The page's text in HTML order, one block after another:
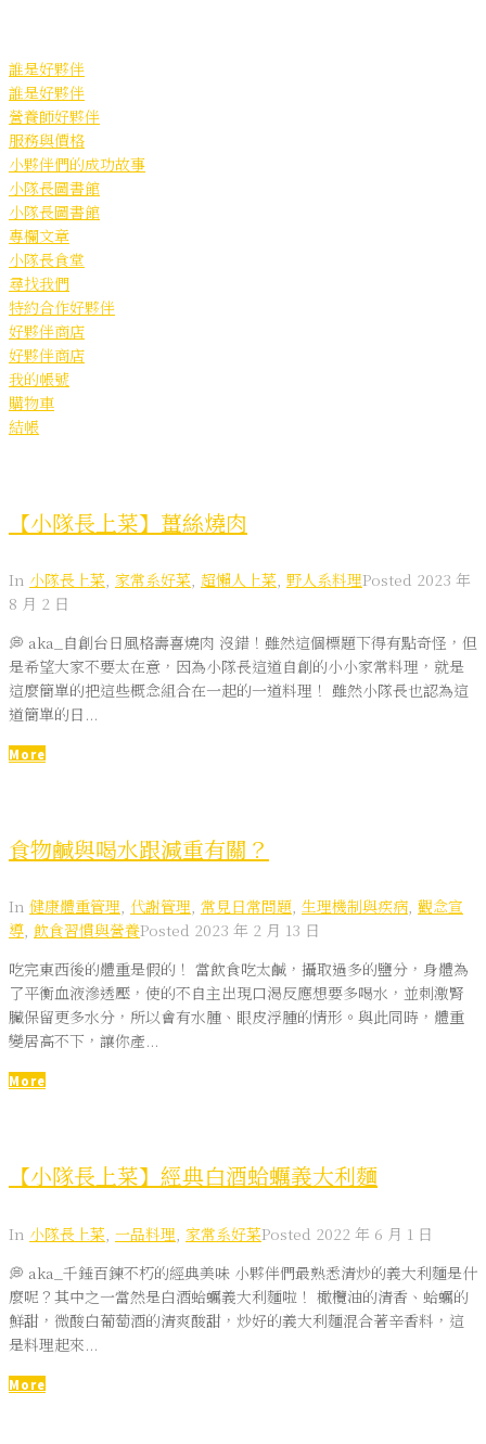
content
誰是好夥伴
誰是好夥伴
營養師好夥伴
服務與價格
小夥伴們的成功故事
小隊長圖書館
小隊長圖書館
專欄文章
小隊長食堂
尋找我們
特約合作好夥伴
好夥伴商店
好夥伴商店
我的帳號
購物車
結帳
【小隊長上菜】薑絲燒肉
In 小隊長上菜, 家常系好菜, 超懶人上菜, 野人系料理Posted 2023 年
8 月 2 日
💭 aka_自創台日風格壽喜燒肉 沒錯！雖然這個標題下得有點奇怪，但
是希望大家不要太在意，因為小隊長這道自創的小小家常料理，就是
這麼簡單的把這些概念組合在一起的一道料理！ 雖然小隊長也認為這
道簡單的日...
More
食物鹹與喝水跟減重有關？
In 健康體重管理, 代謝管理, 常見日常問題, 生理機制與疾病, 觀念宣
導, 飲食習慣與營養Posted 2023 年 2 月 13 日
吃完東西後的體重是假的！ 當飲食吃太鹹，攝取過多的鹽分，身體為
了平衡血液滲透壓，使的不自主出現口渴反應想要多喝水，並刺激腎
臟保留更多水分，所以會有水腫、眼皮浮腫的情形。與此同時，體重
變居高不下，讓你產...
More
【小隊長上菜】經典白酒蛤蠣義大利麵
In 小隊長上菜 一品料理 家常系好菜Posted 2022 年 6 月 1 日
💭 aka_千錘百鍊不朽的經典美味 小夥伴們最熟悉清炒的義大利麵是什
麼呢？其中之一當然是白酒蛤蠣義大利麵啦！ 橄欖油的清香、蛤蠣的
鮮甜，微酸白葡萄酒的清爽酸甜，炒好的義大利麵混合著辛香料，這
是料理起來...
More